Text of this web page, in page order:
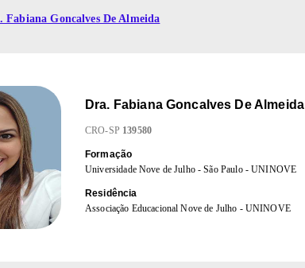
Fabiana Goncalves De Almeida
Dra. Fabiana Goncalves De Almeida
CRO-SP 139580
Formação
Universidade Nove de Julho - São Paulo - UNINOVE
Residência
Associação Educacional Nove de Julho - UNINOVE